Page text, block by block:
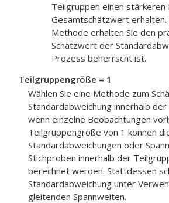
Teilgruppen einen stärkeren
Gesamtschätzwert
Methode erhalten Sie den
Schätzwert der
Prozess beherrscht ist.
Teilgruppengröße = 1
Wählen Sie eine Methode zum
Standardabweichung innerhalb
wenn einzelne Beobachtungen
Teilgruppengröße von 1 können
Standardabweichungen oder
Stichproben innerhalb der
berechnet werden. Stattdessen
Standardabweichung unter
gleitenden Spannweiten.